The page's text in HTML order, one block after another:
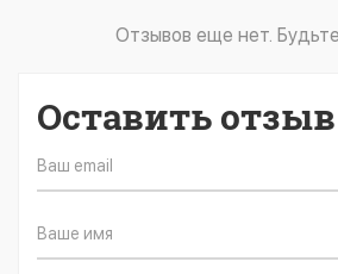
Отзывов еще нет.
Оставить отзыв